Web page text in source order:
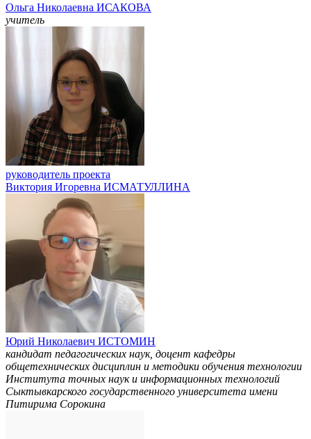
Ольга Николаевна ИСАКОВА
учитель
руководитель проекта
Виктория Игоревна ИСМАТУЛЛИНА
Юрий Николаевич ИСТОМИН
кандидат педагогических наук, доцент кафедры
общетехнических дисциплин и методики обучения технологии
Института точных наук и информационных технологий
Сыктывкарского государственного университета имени
Питирима Сорокина